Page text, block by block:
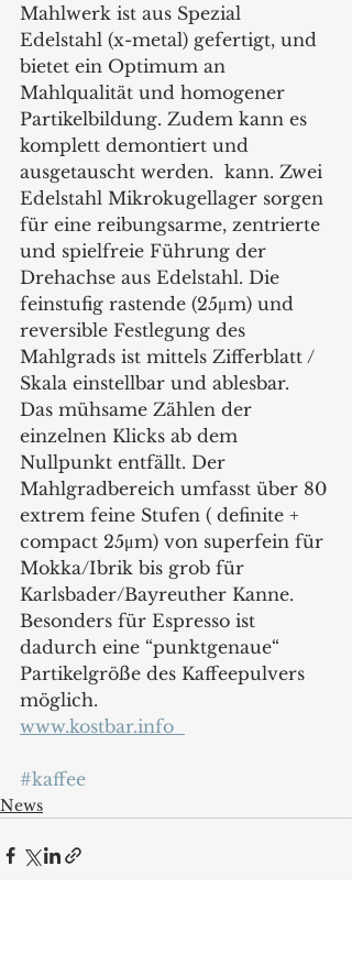
Mahlwerk ist aus Spezial
Edelstahl (x-metal) gefertigt, und
bietet ein Optimum an
Mahlqualität und homogener
Partikelbildung. Zudem kann es
komplett demontiert und
ausgetauscht werden.  kann. Zwei
Edelstahl Mikrokugellager sorgen
für eine reibungsarme, zentrierte
und spielfreie Führung der
Drehachse aus Edelstahl. Die
feinstufig rastende (25μm) und
reversible Festlegung des
Mahlgrads ist mittels Zifferblatt /
Skala einstellbar und ablesbar.
Das mühsame Zählen der
einzelnen Klicks ab dem
Nullpunkt entfällt. Der
Mahlgradbereich umfasst über 80
extrem feine Stufen ( definite +
compact 25μm) von superfein für
Mokka/Ibrik bis grob für
Karlsbader/Bayreuther Kanne.
Besonders für Espresso ist
dadurch eine “punktgenaue“
Partikelgröße des Kaffeepulvers
möglich.
www.kostbar.info
#kaffee
News